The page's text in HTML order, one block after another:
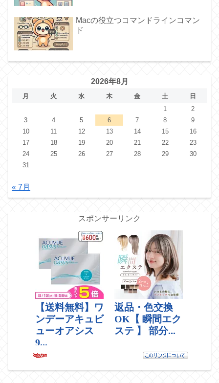
Macの役立つコマンドラインコマン
ド
2026年8月
月 火 水 木 金 土
日
1
2
3
4 5 6 7 8
9
10
11 12 13 14 15
16
17
18 19 20 21 22
23
24
25 26 27 28 29
30
31
« 7月
スポンサーリンク